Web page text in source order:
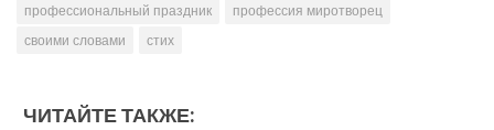
профессиональный праздник
профессия миротворец
своими словами
стих
ЧИТАЙТЕ ТАКЖЕ: